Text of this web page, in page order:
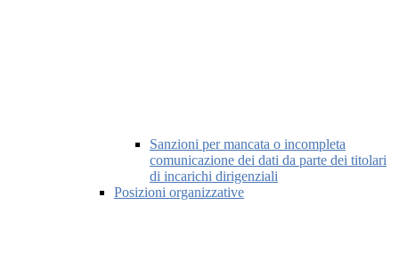
Sanzioni per mancata o incompleta
comunicazione dei dati da parte dei titolari
di incarichi dirigenziali
Posizioni organizzative